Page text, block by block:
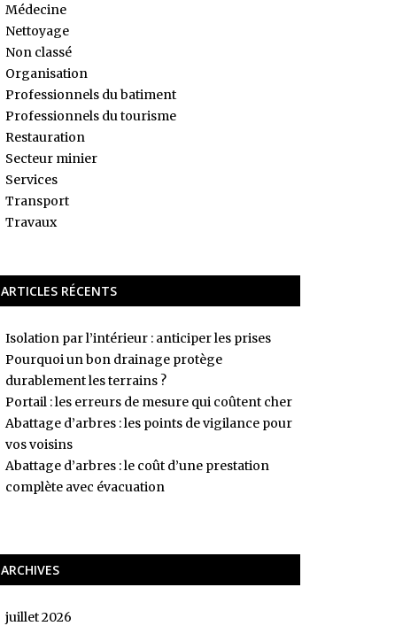
Médecine
Nettoyage
Non classé
Organisation
Professionnels du batiment
Professionnels du tourisme
Restauration
Secteur minier
Services
Transport
Travaux
ARTICLES RÉCENTS
Isolation par l’intérieur : anticiper les prises
Pourquoi un bon drainage protège
durablement les terrains ?
Portail : les erreurs de mesure qui coûtent cher
Abattage d’arbres : les points de vigilance pour
vos voisins
Abattage d’arbres : le coût d’une prestation
complète avec évacuation
ARCHIVES
juillet 2026